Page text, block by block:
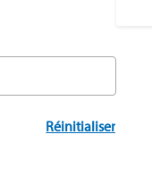
Réinitialiser